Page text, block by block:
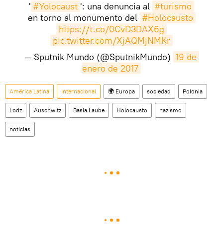
' #Yolocaust ': una denuncia al #turismo
en torno al monumento del #Holocausto
https://t.co/0CvD3DAX6g
pic.twitter.com/XjAQMjNMKr
— Sputnik Mundo (@SputnikMundo) 19 de
enero de 2017
América Latina Internacional 🌍 Europa sociedad Polonia
Lodz Auschwitz Basia Laube Holocausto nazismo
noticias